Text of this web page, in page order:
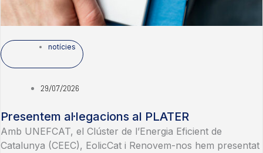
notícies
29/07/2026
Presentem al·legacions al PLATER
Amb UNEFCAT, el Clúster de l’Energia Eficient de
Catalunya (CEEC), EolicCat i Renovem-nos hem presentat